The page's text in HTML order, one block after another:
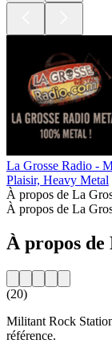
La Grosse Radio -
Plaisir, Heavy Metal
À propos de La
À propos de La
À propos de
(20)
Militant Rock
référence.